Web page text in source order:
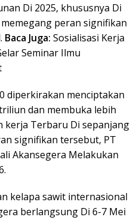
Di 2025, khususnya Di
peran signifikan
Baca Juga: Sosialisasi Kerja
Seminar Ilmu
diperkirakan menciptakan
dan membuka lebih
kerja Terbaru Di sepanjang
signifikan tersebut, PT
Akansegera Melakukan
kelapa sawit internasional
berlangsung Di 6-7 Mei